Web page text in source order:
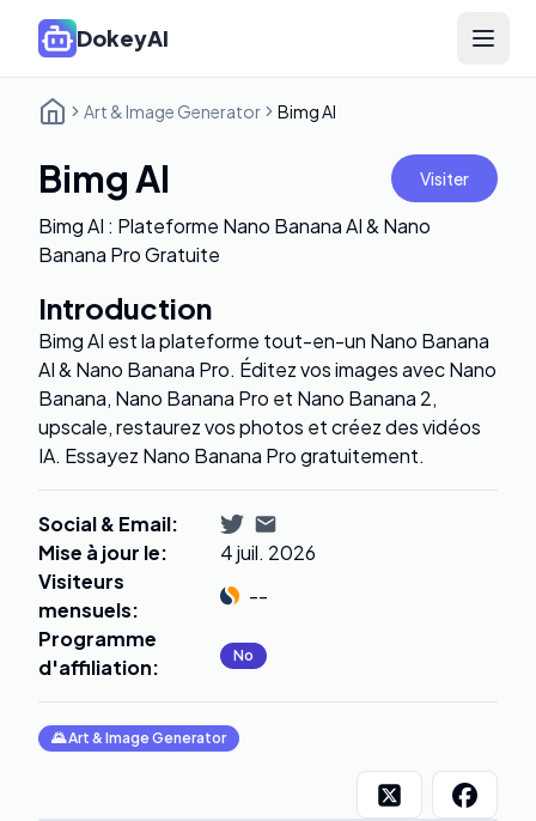
DokeyAI Open
Art & Image Generator Bimg AI
Bimg AI Visiter
Bimg AI : Plateforme Nano Banana AI & Nano
Banana Pro Gratuite
Introduction
Bimg AI est la plateforme tout-en-un Nano Banana
AI & Nano Banana Pro. Éditez vos images avec Nano
Banana, Nano Banana Pro et Nano Banana 2,
upscale, restaurez vos photos et créez des vidéos
IA. Essayez Nano Banana Pro gratuitement.
Social & Email:
Mise à jour le:
4 juil. 2026
Visiteurs
mensuels:
--
Programme
d'affiliation: No
🌄Art & Image Generator